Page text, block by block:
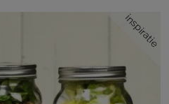
inspiratie